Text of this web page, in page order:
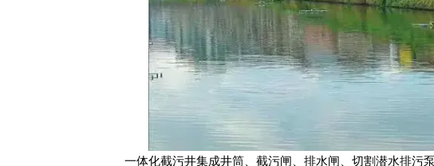
一体化截污井集成井筒、截污闸、排水闸、切割潜水排污